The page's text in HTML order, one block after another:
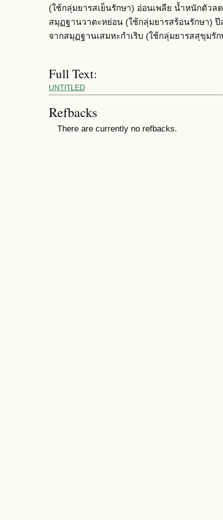
(ใช้กลุ่มยารสเย็นรักษา) อ่อนเพลีย น้ำหนักตัว
สมุฏฐานวาตะหย่อน (ใช้กลุ่มยารสร้อนรักษา)
จากสมุฏฐานเสมหะกำเริบ (ใช้กลุ่มยารสสุขุมรั
Full Text:
UNTITLED
Refbacks
There are currently no refbacks.